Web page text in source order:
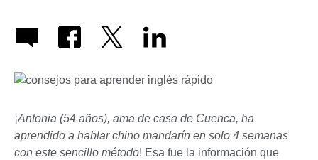
¡Antonia (54 años), ama de casa de Cuenca, ha
aprendido a hablar chino mandarín en solo 4 semanas
con este sencillo método! Esa fue la información que